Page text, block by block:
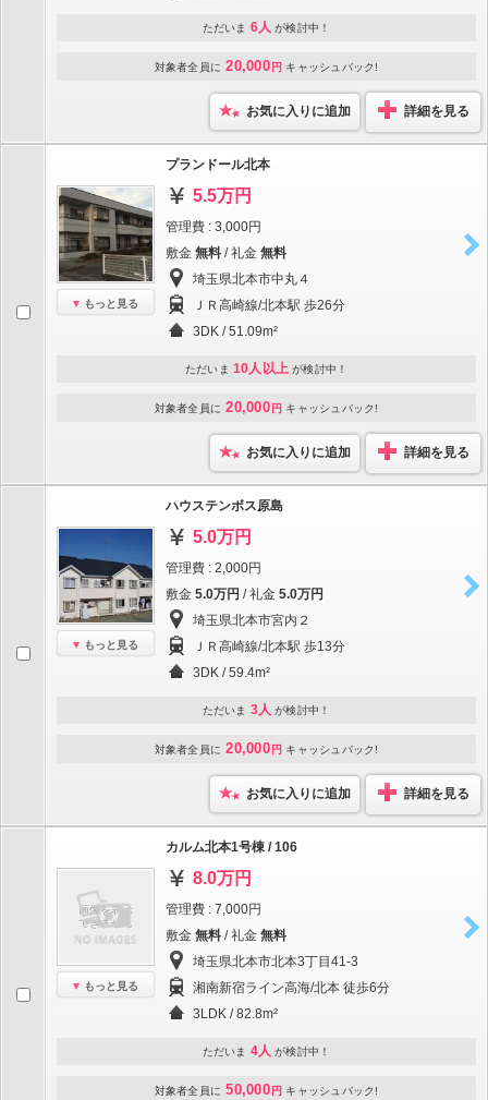
ただいま 6人 が検討中！
対象者全員に 20,000 円 キャッシュバック!
お気に入りに追加 詳細を見る
もっと見る
プランドール北本
5.5万円
管理費 : 3,000円
敷金 無料 / 礼金 無料
埼玉県北本市中丸４
ＪＲ高崎線/北本駅 歩26分
3DK / 51.09m²
ただいま 10人以上 が検討中！
対象者全員に 20,000 円 キャッシュバック!
お気に入りに追加 詳細を見る
もっと見る
ハウステンボス原島
5.0万円
管理費 : 2,000円
敷金 5.0万円 / 礼金 5.0万円
埼玉県北本市宮内２
ＪＲ高崎線/北本駅 歩13分
3DK / 59.4m²
ただいま 3人 が検討中！
対象者全員に 20,000 円 キャッシュバック!
お気に入りに追加 詳細を見る
もっと見る
カルム北本1号棟 / 106
8.0万円
管理費 : 7,000円
敷金 無料 / 礼金 無料
埼玉県北本市北本3丁目41-3
湘南新宿ライン高海/北本 徒歩6分
3LDK / 82.8m²
ただいま 4人 が検討中！
対象者全員に 50,000 円 キャッシュバック!